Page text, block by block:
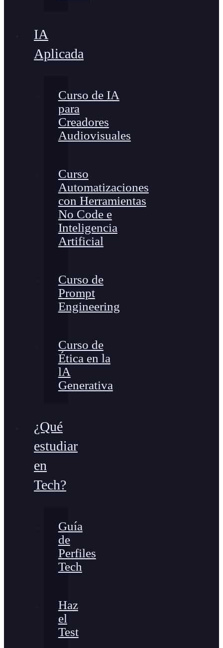
IA
Aplicada
Curso de IA
para
Creadores
Audiovisuales
Curso
Automatizaciones
con Herramientas
No Code e
Inteligencia
Artificial
Curso de
Prompt
Engineering
Curso de
Ética en la
lA
Generativa
¿Qué
estudiar
en
Tech?
Guía
de
Perfiles
Tech
Haz
el
Test